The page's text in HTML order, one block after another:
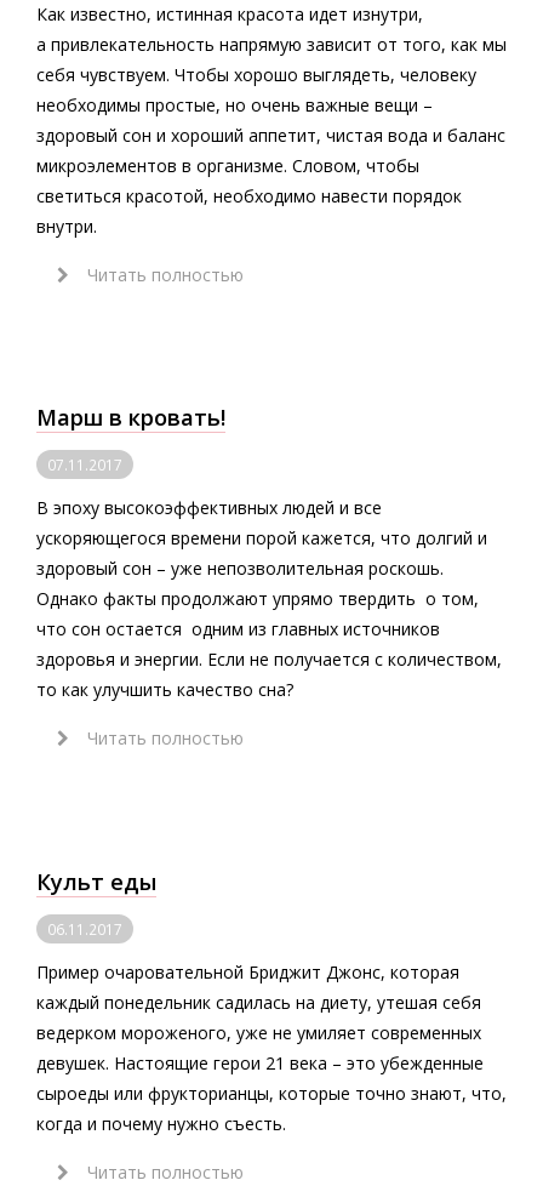
Как известно, истинная красота идет изнутри,
а привлекательность напрямую зависит от того, как мы
себя чувствуем. Чтобы хорошо выглядеть, человеку
необходимы простые, но очень важные вещи –
здоровый сон и хороший аппетит, чистая вода и баланс
микроэлементов в организме. Словом, чтобы
светиться красотой, необходимо навести порядок
внутри.
Читать полностью
Марш в кровать!
07.11.2017
В эпоху высокоэффективных людей и все
ускоряющегося времени порой кажется, что долгий и
здоровый сон – уже непозволительная роскошь.
Однако факты продолжают упрямо твердить о том,
что сон остается одним из главных источников
здоровья и энергии. Если не получается с количеством,
то как улучшить качество сна?
Читать полностью
Культ еды
06.11.2017
Пример очаровательной Бриджит Джонс, которая
каждый понедельник садилась на диету, утешая себя
ведерком мороженого, уже не умиляет современных
девушек. Настоящие герои 21 века – это убежденные
сыроеды или фрукторианцы, которые точно знают, что,
когда и почему нужно съесть.
Читать полностью